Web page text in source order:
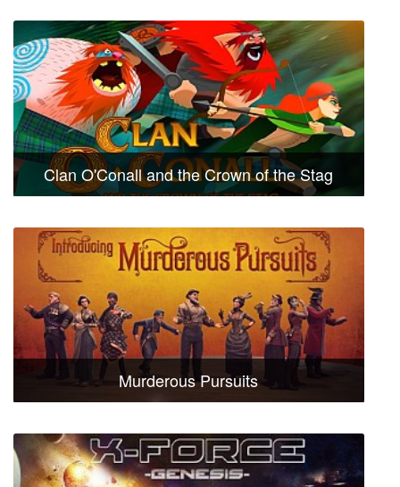
Clan O'Conall and the Crown of the Stag
Murderous Pursuits